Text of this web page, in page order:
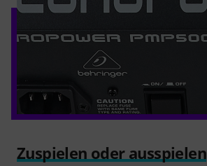
Zuspielen oder ausspielen